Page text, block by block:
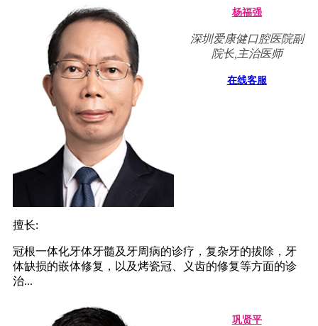
杨福强
深圳爱康健口腔医院副
院长,主治医师
在线客服
擅长:
冠根一体化牙体牙髓及牙周病的诊疗，复杂牙的拔除，牙
体缺损的嵌体修复，以及烤瓷冠、义齿的修复等方面的诊
治...
巩贤平